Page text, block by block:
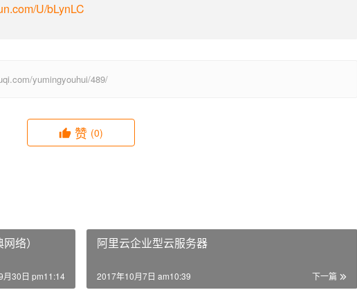
U/bLynLC
yumingyouhui/489/
赞 (0)
络）
月30日 pm11:14
阿里云企业型云服务器
下一篇
2017年10月7日 am10:39